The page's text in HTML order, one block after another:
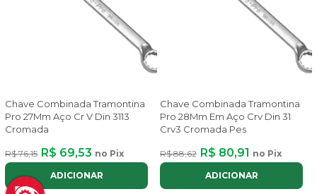
Chave Combinada Tramontina
Pro 27Mm Aço Cr V Din 3113
Cromada
R$ 76,15 R$ 69,53 no Pix
ADICIONAR
Chave Combinada Tramontina
Pro 28Mm Em Aço Crv Din 31
Crv3 Cromada Pes
R$ 88,62 R$ 80,91 no Pix
ADICIONAR